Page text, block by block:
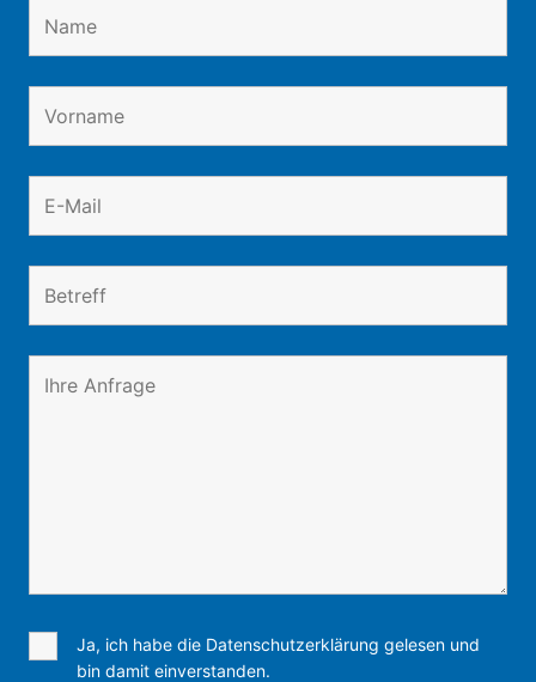
Ja, ich habe die Datenschutzerklärung gelesen und
bin damit einverstanden.